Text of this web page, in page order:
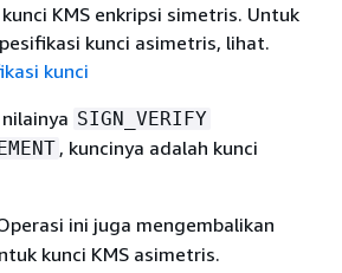
KMS enkripsi simetris. Untuk
kunci asimetris, lihat.
kunci
nilainya SIGN_VERIFY
, kuncinya adalah kunci
ini juga mengembalikan
kunci KMS asimetris.